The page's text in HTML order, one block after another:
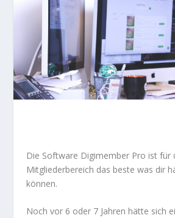
Die Software Digimember Pro ist für
Mitgliederbereich das beste was dir
können.
Noch vor 6 oder 7 Jahren hätte sich